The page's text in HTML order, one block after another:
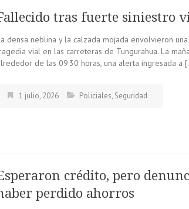
tras fuerte siniestro
densa neblina y la calzada mojada envolvieron
vial en las carreteras de Tungurahua. La
de las 09:30 horas, una alerta ingresada a
1 julio, 2026 Policiales, Seguridad
crédito, pero
perdido ahorros